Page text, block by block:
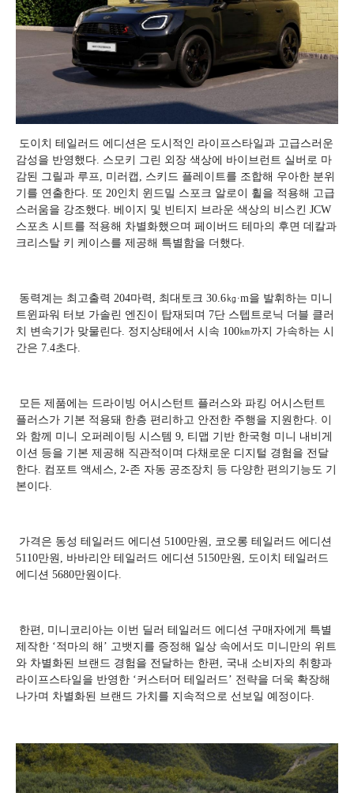
도이치 테일러드 에디션은 도시적인 라이프스타일과 고급스러운
감성을 반영했다. 스모키 그린 외장 색상에 바이브런트 실버로 마
감된 그릴과 루프, 미러캡, 스키드 플레이트를 조합해 우아한 분위
기를 연출한다. 또 20인치 윈드밀 스포크 알로이 휠을 적용해 고급
스러움을 강조했다. 베이지 및 빈티지 브라운 색상의 비스킨 JCW
스포츠 시트를 적용해 차별화했으며 페이버드 테마의 후면 데칼과
크리스탈 키 케이스를 제공해 특별함을 더했다.
동력계는 최고출력 204마력, 최대토크 30.6㎏∙m을 발휘하는 미니
트윈파워 터보 가솔린 엔진이 탑재되며 7단 스텝트로닉 더블 클러
치 변속기가 맞물린다. 정지상태에서 시속 100㎞까지 가속하는 시
간은 7.4초다.
모든 제품에는 드라이빙 어시스턴트 플러스와 파킹 어시스턴트
플러스가 기본 적용돼 한층 편리하고 안전한 주행을 지원한다. 이
와 함께 미니 오퍼레이팅 시스템 9, 티맵 기반 한국형 미니 내비게
이션 등을 기본 제공해 직관적이며 다채로운 디지털 경험을 전달
한다. 컴포트 액세스, 2-존 자동 공조장치 등 다양한 편의기능도 기
본이다.
가격은 동성 테일러드 에디션 5100만원, 코오롱 테일러드 에디션
5110만원, 바바리안 테일러드 에디션 5150만원, 도이치 테일러드
에디션 5680만원이다.
한편, 미니코리아는 이번 딜러 테일러드 에디션 구매자에게 특별
제작한 ‘적마의 해’ 고뱃지를 증정해 일상 속에서도 미니만의 위트
와 차별화된 브랜드 경험을 전달하는 한편, 국내 소비자의 취향과
라이프스타일을 반영한 ‘커스터머 테일러드’ 전략을 더욱 확장해
나가며 차별화된 브랜드 가치를 지속적으로 선보일 예정이다.